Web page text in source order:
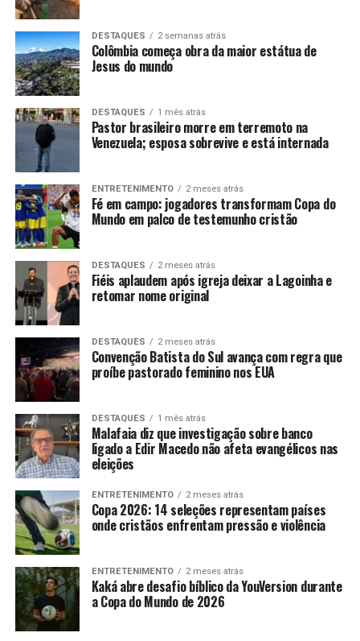
DESTAQUES 2 semanas atrás
Colômbia começa obra da maior estátua de
Jesus do mundo
DESTAQUES 1 mês atrás
Pastor brasileiro morre em terremoto na
Venezuela; esposa sobrevive e está internada
ENTRETENIMENTO 2 meses atrás
Fé em campo: jogadores transformam Copa do
Mundo em palco de testemunho cristão
DESTAQUES 2 meses atrás
Fiéis aplaudem após igreja deixar a Lagoinha e
retomar nome original
DESTAQUES 2 meses atrás
Convenção Batista do Sul avança com regra que
proíbe pastorado feminino nos EUA
DESTAQUES 1 mês atrás
Malafaia diz que investigação sobre banco
ligado a Edir Macedo não afeta evangélicos nas
eleições
ENTRETENIMENTO 2 meses atrás
Copa 2026: 14 seleções representam países
onde cristãos enfrentam pressão e violência
ENTRETENIMENTO 2 meses atrás
Kaká abre desafio bíblico da YouVersion durante
a Copa do Mundo de 2026